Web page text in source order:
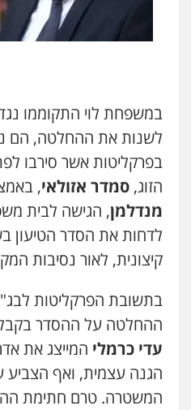
במשפחת לוי התקוממו
לשנות את ההחלטה, הם
בפרקליטות אשר סירבו
הזוג, סמדר אזולאי,
מנדלמן, הגישה לבית
לדחות את הסדר הטיעון
קיצונית, לאור נסיבות
בתשובת הפרקליטות
ההחלטה על ההסדר
עדי כרמלי המייצג את
הגנה עצמית, ואף הצביע
המשטרה. טרם חתימת
ניר קידר –
דין
0504578527